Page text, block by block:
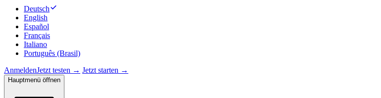
Deutsch
English
Español
Français
Italiano
Português (Brasil)
AnmeldenJetzt testen → Jetzt starten →
Hauptmenü öffnen